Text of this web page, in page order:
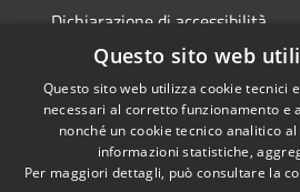
Dichiarazione di accessibilità
Accessibilità
Privacy
Questo sito web
Questo sito web utilizza cookie tecnici
necessari al corretto funzionamento e
nonché un cookie tecnico analitico
informazioni statistiche,
Per maggiori dettagli, può consultare la